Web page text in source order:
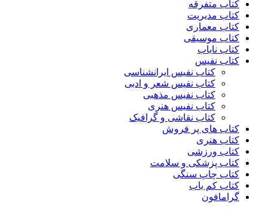
کتاب متفرقه
کتاب مدیریت
کتاب معماری
کتاب موسیقی
کتاب نایاب
کتاب نفیس
کتاب نفیس ایرانشناسی
کتاب نفیس شعر و ادبی
کتاب نفیس مذهبی
کتاب نفیس هنری
کتاب نقاشی و گرافیک
کتاب های پر فروش
کتاب هنری
کتاب ورزشی
کتاب پزشکی و سلامت
کتاب چاپ سنگی
کتاب کم یاب
گرامافون